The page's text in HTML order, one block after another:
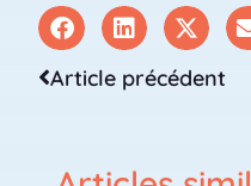
Article précédent